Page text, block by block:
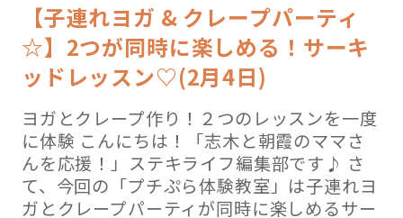
【子連れヨガ & クレープパーティ
☆】2つが同時に楽しめる！サーキ
ッドレッスン♡(2月4日)
ヨガとクレープ作り！２つのレッスンを一度
に体験 こんにちは！「志木と朝霞のママさ
んを応援！」ステキライフ編集部です♪ さ
て、今回の「プチぷら体験教室」は子連れヨ
ガとクレープパーティが同時に楽しめるサー